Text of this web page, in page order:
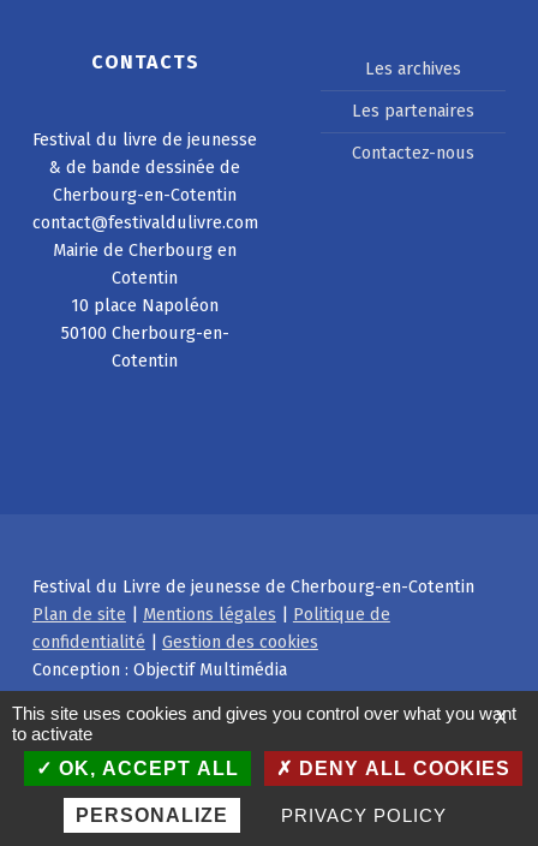
MENU
CONTACTS
Festival du livre de jeunesse
& de bande dessinée de
Cherbourg-en-Cotentin
contact@festivaldulivre.com
Mairie de Cherbourg en
Cotentin
10 place Napoléon
50100 Cherbourg-en-
Cotentin
Les archives
Les partenaires
Contactez-nous
Festival du Livre de jeunesse de Cherbourg-en-Cotentin
Plan de site | Mentions légales | Politique de
confidentialité | Gestion des cookies
Conception : Objectif Multimédia
Facebook
Instagram
Back to top ↑ X
This site uses cookies and gives you control over what you want
to activate
OK, ACCEPT ALL
DENY ALL COOKIES
PERSONALIZE PRIVACY POLICY